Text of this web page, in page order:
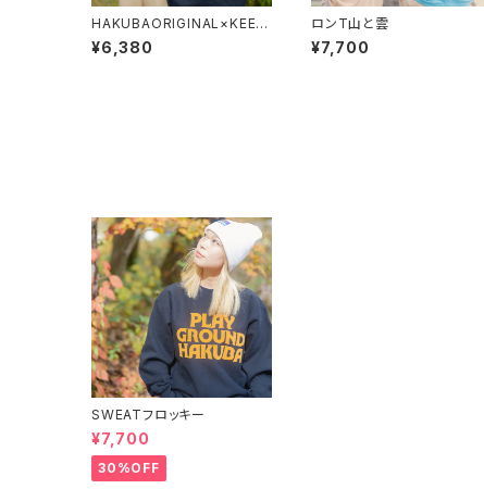
HAKUBAORIGINAL×KEEN
HAKUBA OC/RP SNOWY
NATURE TEE
¥6,380
ロンT山と雲
¥7,700
SWEATフロッキー
¥7,700
30%OFF